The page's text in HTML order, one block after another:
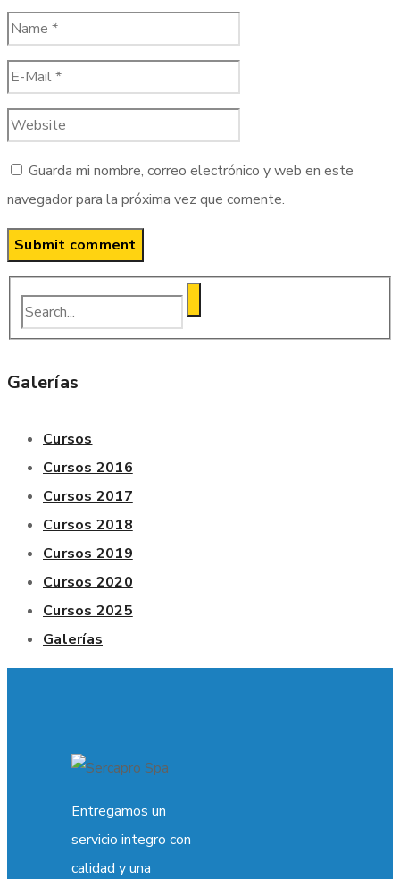
Guarda mi nombre, correo electrónico y web en este
navegador para la próxima vez que comente.
Galerías
Cursos
Cursos 2016
Cursos 2017
Cursos 2018
Cursos 2019
Cursos 2020
Cursos 2025
Galerías
Entregamos un
servicio integro con
calidad y una